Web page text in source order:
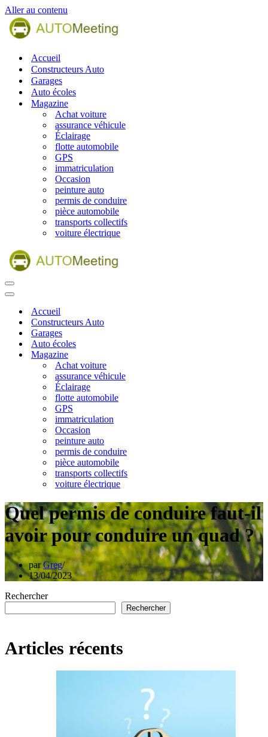
Aller au contenu
Accueil
Constructeurs Auto
Garages
Auto écoles
Magazine
Achat voiture
assurance véhicule
Éclairage
flotte automobile
GPS
immatriculation
Occasion
peinture auto
permis de conduire
pièce automobile
transports collectifs
voiture électrique
Menu
de
Menu
navigationAccueil
Constructeurs Auto
Garages
Auto écoles
Magazine
Achat voiture
assurance véhicule
Éclairage
flotte automobile
GPS
immatriculation
Occasion
peinture auto
permis de conduire
pièce automobile
transports collectifs
voiture électrique
Quel permis de conduire faut-il
avoir pour conduire un quad ?
parGreg
13/04/2023
Rechercher
Rechercher
Articles récents